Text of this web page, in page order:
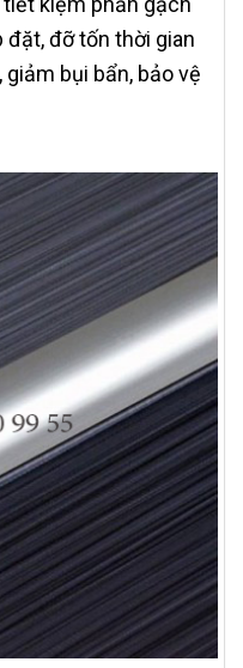
đặt, đỡ tốn thời gian
bụi bẩn, bảo vệ